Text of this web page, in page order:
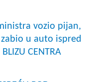
vozio pijan,
u auto ispred
CENTRA